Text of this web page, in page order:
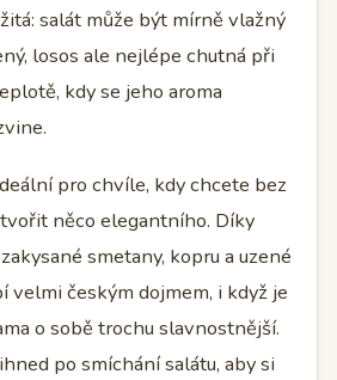
salát může být mírně vlažný
losos ale nejlépe chutná při
kdy se jeho aroma
pro chvíle, kdy chcete bez
něco elegantního. Díky
smetany, kopru a uzené
velmi českým dojmem, i když je
o sobě trochu slavnostnější.
po smíchání salátu, aby si